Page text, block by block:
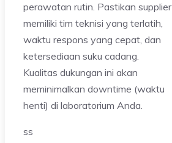
perawatan rutin. Pastikan supplier
memiliki tim teknisi yang terlatih,
waktu respons yang cepat, dan
ketersediaan suku cadang.
Kualitas dukungan ini akan
meminimalkan downtime (waktu
henti) di laboratorium Anda.
ss